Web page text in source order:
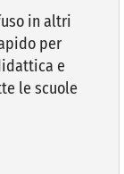
in altri
per
e
le scuole